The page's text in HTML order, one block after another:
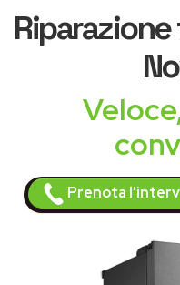
Riparazione
Prenota